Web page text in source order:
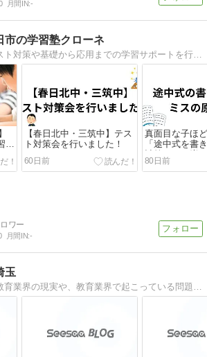
月間IN:-
市の学習塾クローネ
小中学生向けに定期テスト対策や基礎から応用までの学習サポートを行う学習塾クローネ。無料体験授業も受付中！
ス
【春日北中・三筑中】テス
ト対策会を行いました！
60日前
真面目な子ほ
「途中式を書
計算ミスが増
象。
80日前
月間IN:-
玉